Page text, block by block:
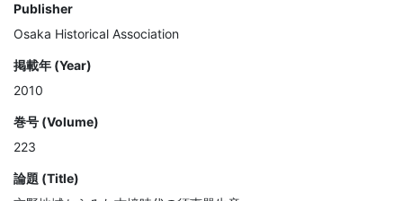
Publisher
Osaka Historical Association
掲載年 (Year)
2010
巻号 (Volume)
223
論題 (Title)